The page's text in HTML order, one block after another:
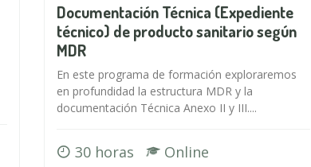
Documentación Técnica (Expediente
técnico) de producto sanitario según
MDR
En este programa de formación exploraremos
en profundidad la estructura MDR y la
documentación Técnica Anexo II y III....
30 horas Online